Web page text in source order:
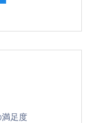
足度